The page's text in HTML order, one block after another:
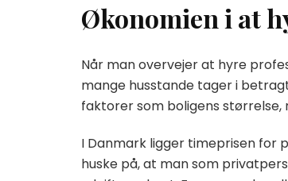
Økonomien i at
Når man overvejer at hyre
mange husstande tager i
faktorer som boligens
I Danmark ligger timeprisen for
huske på, at man som